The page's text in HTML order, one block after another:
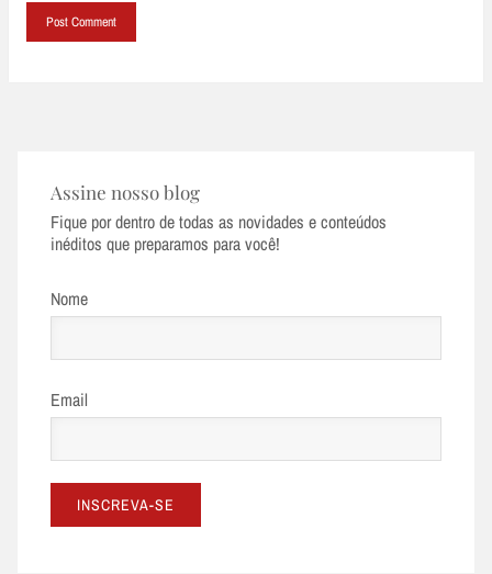
Assine nosso blog
Fique por dentro de todas as novidades e conteúdos
inéditos que preparamos para você!
Nome
Email